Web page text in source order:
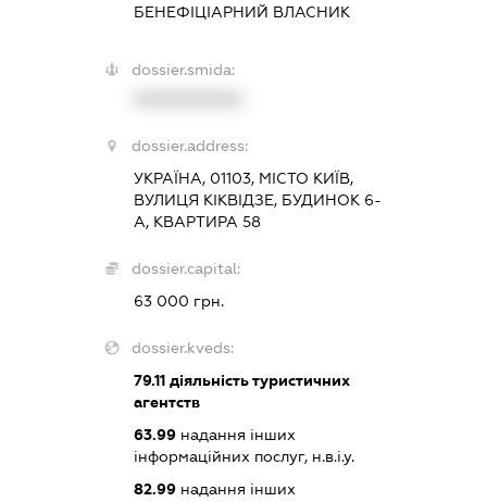
БЕНЕФІЦІАРНИЙ ВЛАСНИК
dossier.smida:
dossier.address:
УКРАЇНА, 01103, МІСТО КИЇВ,
ВУЛИЦЯ КІКВІДЗЕ, БУДИНОК 6-
А, КВАРТИРА 58
dossier.capital:
63 000 грн.
dossier.kveds:
79.11 діяльність туристичних
агентств
63.99 надання інших
інформаційних послуг, н.в.і.у.
82.99 надання інших